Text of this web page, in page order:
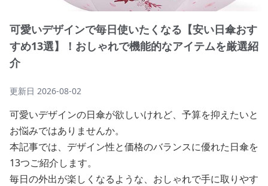
可愛いデザインで毎日使いたくなる【安い日傘おす
すめ13選】！おしゃれで機能的なアイテムを厳選紹
介
更新日 2026-08-02
可愛いデザインの日傘が欲しいけれど、予算を抑えたいと
お悩みではありませんか。
本記事では、デザイン性と価格のバランスに優れた日傘を
13つご紹介します。
毎日の外出が楽しくなるような、おしゃれで手に取りやす